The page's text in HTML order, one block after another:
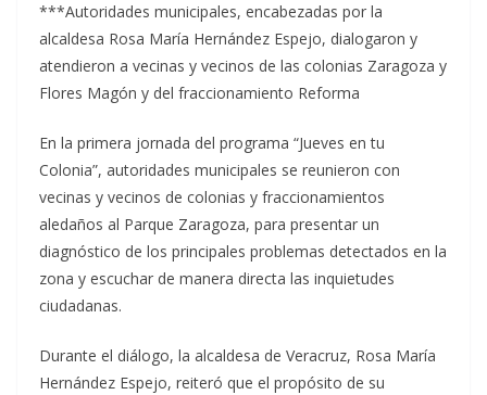
***Autoridades municipales, encabezadas por la
alcaldesa Rosa María Hernández Espejo, dialogaron y
atendieron a vecinas y vecinos de las colonias Zaragoza y
Flores Magón y del fraccionamiento Reforma
En la primera jornada del programa “Jueves en tu
Colonia”, autoridades municipales se reunieron con
vecinas y vecinos de colonias y fraccionamientos
aledaños al Parque Zaragoza, para presentar un
diagnóstico de los principales problemas detectados en la
zona y escuchar de manera directa las inquietudes
ciudadanas.
Durante el diálogo, la alcaldesa de Veracruz, Rosa María
Hernández Espejo, reiteró que el propósito de su